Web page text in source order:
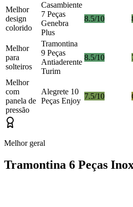
Melhor
design
colorido
Casambiente
7 Peças
Genebra
Plus
8.5/10
Melhor
para
solteiros
Tramontina
9 Peças
Antiaderente
Turim
8.5/10
Melhor
com
panela de
pressão
Alegrete 10
Peças Enjoy
7.5/10
Melhor geral
Tramontina 6 Peças